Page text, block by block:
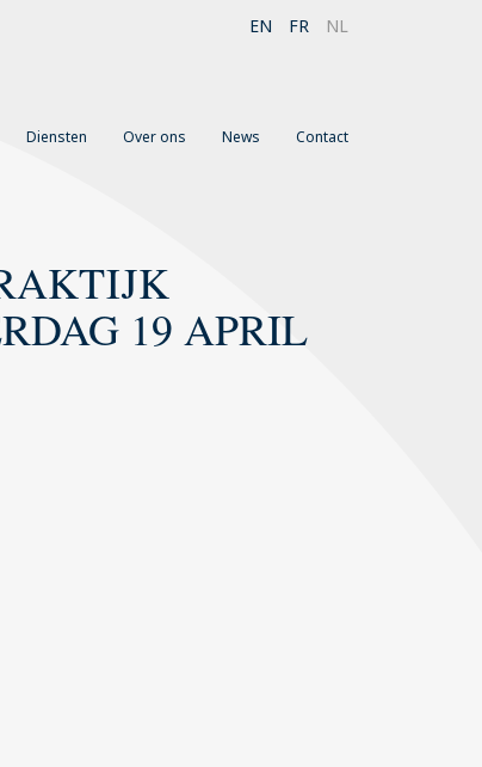
EN FR NL
Diensten Over ons News Contact
19 APRIL